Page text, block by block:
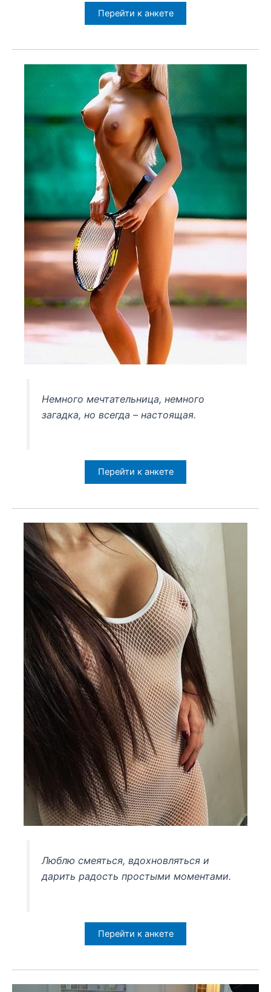
Перейти к анкете
Немного мечтательница, немного
загадка, но всегда – настоящая.
Перейти к анкете
Люблю смеяться, вдохновляться и
дарить радость простыми моментами.
Перейти к анкете